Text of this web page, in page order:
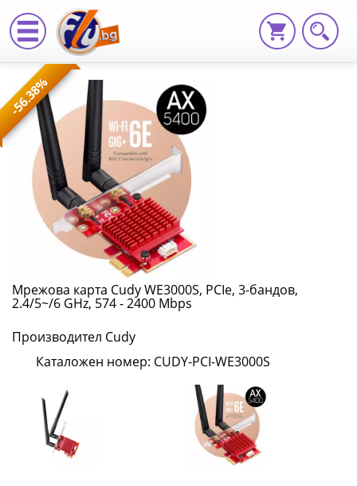
Мрежова
карта
Cudy
WE3000S,
PCIe,
3-
бандов,
2.4/5~/6
GHz,
574
2400
Mbps
-56.38%
Мрежова карта Cudy WE3000S, PCIe, 3-бандов,
2.4/5~/6 GHz, 574 - 2400 Mbps
Производител Cudy
Каталожен номер: CUDY-PCI-WE3000S